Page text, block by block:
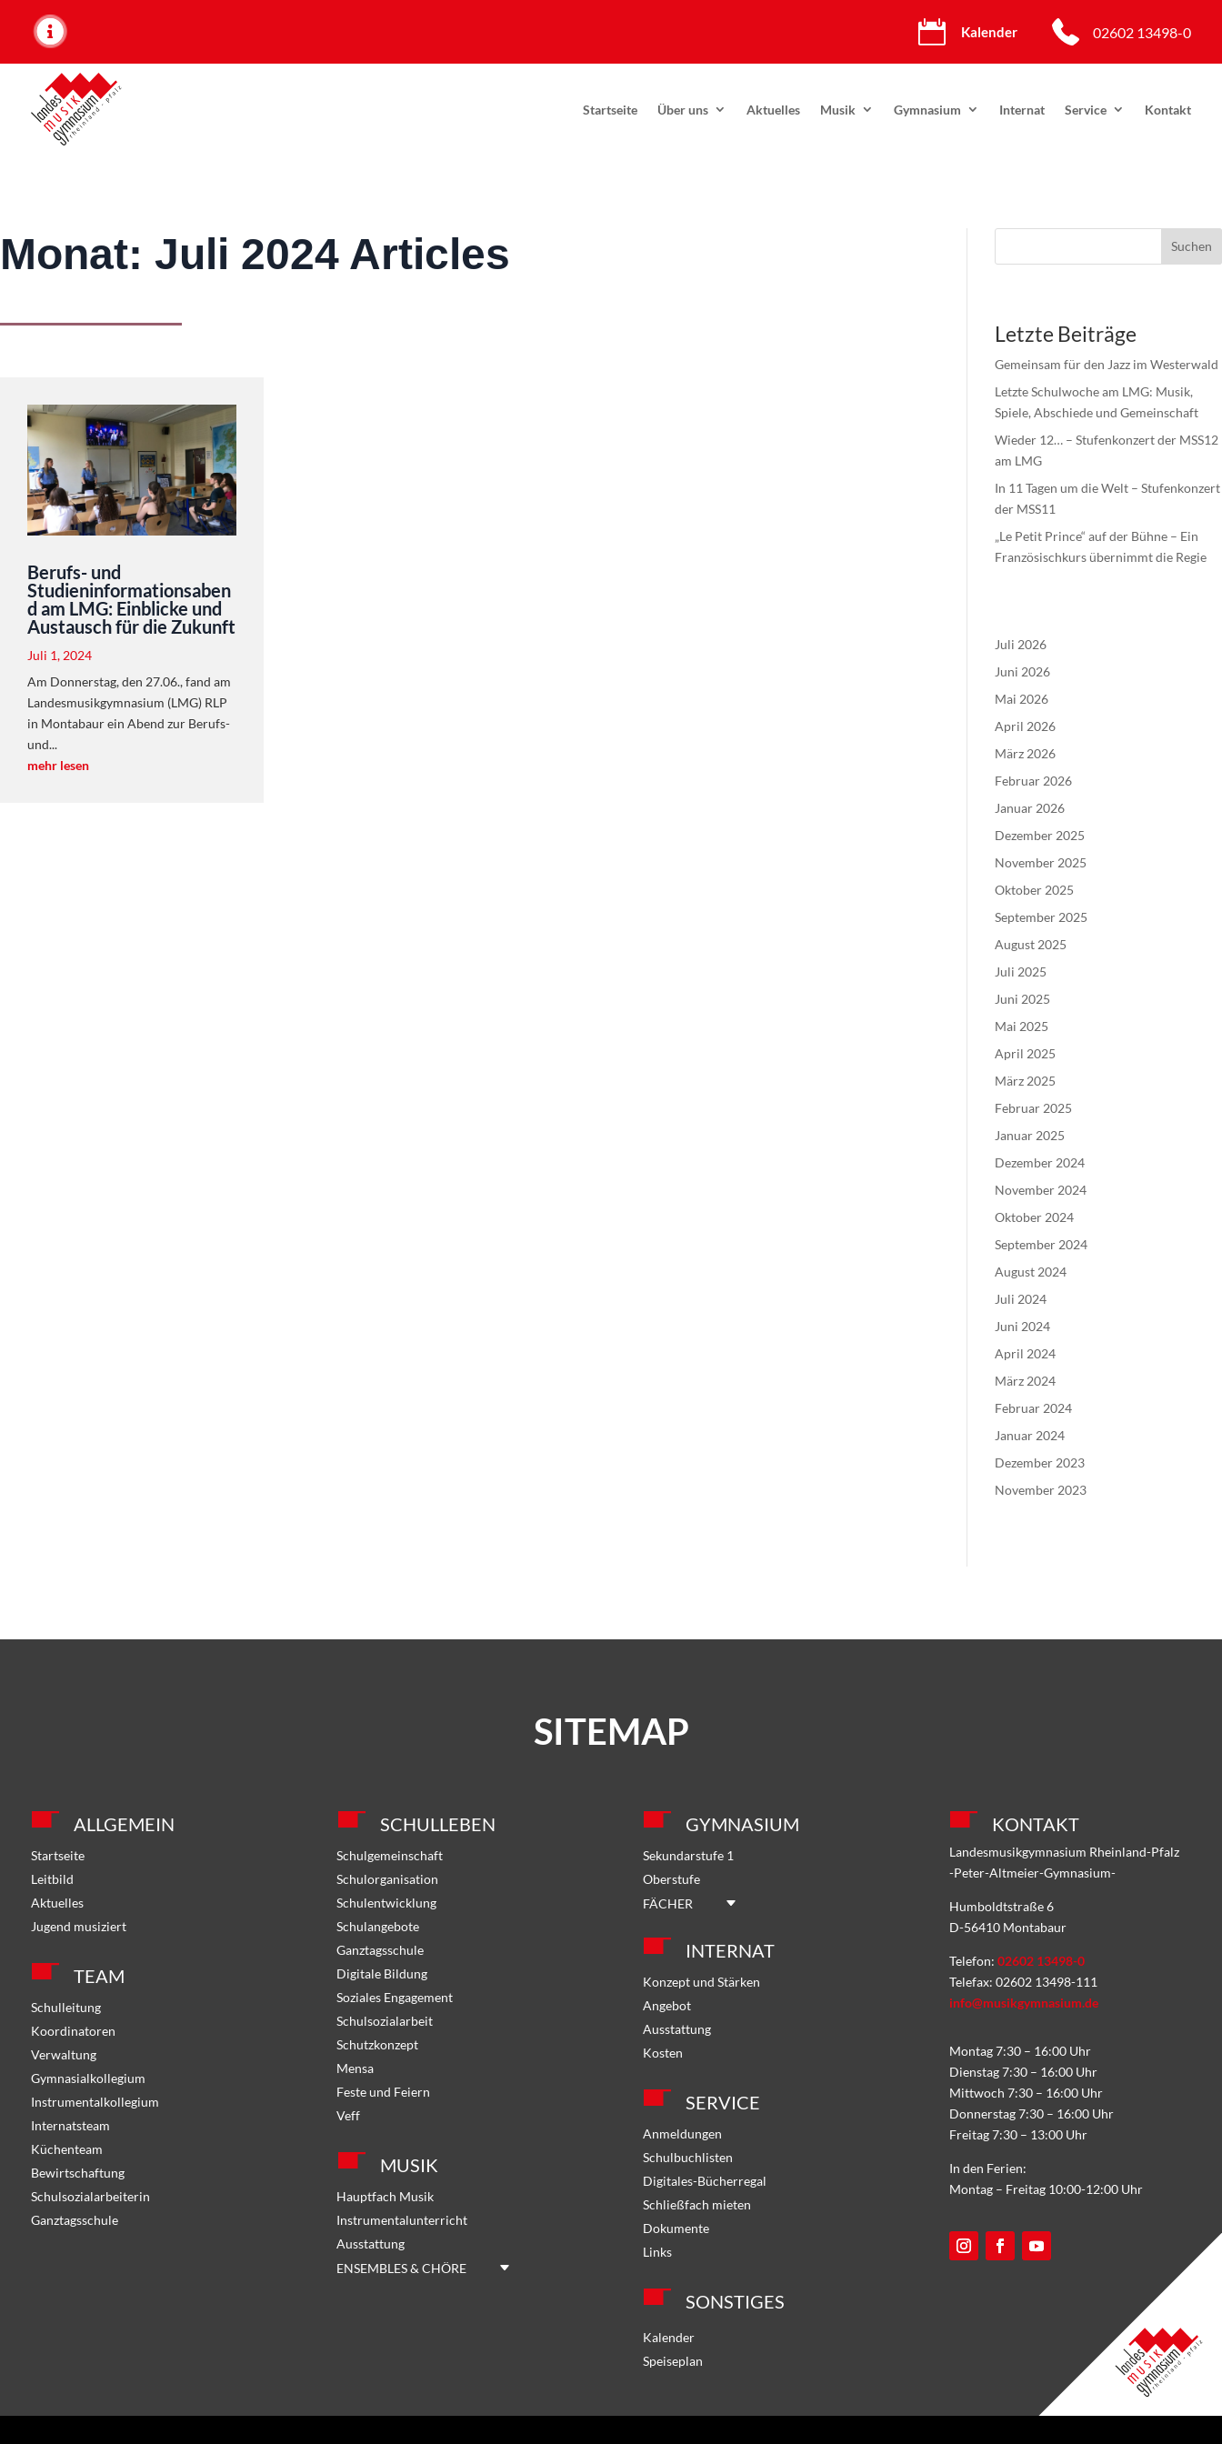
 Kalender 02602 13498-0
Startseite Über uns Aktuelles Musik Gymnasium Internat Service Kontakt
Monat: Juli 2024 Articles
Berufs- und
Studieninformationsaben
d am LMG: Einblicke und
Austausch für die Zukunft
Juli 1, 2024
Am Donnerstag, den 27.06., fand am
Landesmusikgymnasium (LMG) RLP
in Montabaur ein Abend zur Berufs-
und...
mehr lesen
Suchen
Letzte Beiträge
Gemeinsam für den Jazz im Westerwald
Letzte Schulwoche am LMG: Musik,
Spiele, Abschiede und Gemeinschaft
Wieder 12… – Stufenkonzert der MSS12
am LMG
In 11 Tagen um die Welt – Stufenkonzert
der MSS11
„Le Petit Prince“ auf der Bühne – Ein
Französischkurs übernimmt die Regie
Juli 2026
Juni 2026
Mai 2026
April 2026
März 2026
Februar 2026
Januar 2026
Dezember 2025
November 2025
Oktober 2025
September 2025
August 2025
Juli 2025
Juni 2025
Mai 2025
April 2025
März 2025
Februar 2025
Januar 2025
Dezember 2024
November 2024
Oktober 2024
September 2024
August 2024
Juli 2024
Juni 2024
April 2024
März 2024
Februar 2024
Januar 2024
Dezember 2023
November 2023
SITEMAP
ALLGEMEIN
Startseite
Leitbild
Aktuelles
Jugend musiziert
TEAM
Schulleitung
Koordinatoren
Verwaltung
Gymnasialkollegium
Instrumentalkollegium
Internatsteam
Küchenteam
Bewirtschaftung
Schulsozialarbeiterin
Ganztagsschule
SCHULLEBEN
Schulgemeinschaft
Schulorganisation
Schulentwicklung
Schulangebote
Ganztagsschule
Digitale Bildung
Soziales Engagement
Schulsozialarbeit
Schutzkonzept
Mensa
Feste und Feiern
Veff
MUSIK
Hauptfach Musik
Instrumentalunterricht
Ausstattung
ENSEMBLES & CHÖRE
GYMNASIUM
Sekundarstufe 1
Oberstufe
FÄCHER
INTERNAT
Konzept und Stärken
Angebot
Ausstattung
Kosten
SERVICE
Anmeldungen
Schulbuchlisten
Digitales-Bücherregal
Schließfach mieten
Dokumente
Links
SONSTIGES
Kalender
Speiseplan
KONTAKT
Landesmusikgymnasium Rheinland-Pfalz
-Peter-Altmeier-Gymnasium-
Humboldtstraße 6
D-56410 Montabaur
Telefon: 02602 13498-0
Telefax: 02602 13498-111
info@musikgymnasium.de
Montag 7:30 – 16:00 Uhr
Dienstag 7:30 – 16:00 Uhr
Mittwoch 7:30 – 16:00 Uhr
Donnerstag 7:30 – 16:00 Uhr
Freitag 7:30 – 13:00 Uhr
In den Ferien:
Montag – Freitag 10:00-12:00 Uhr